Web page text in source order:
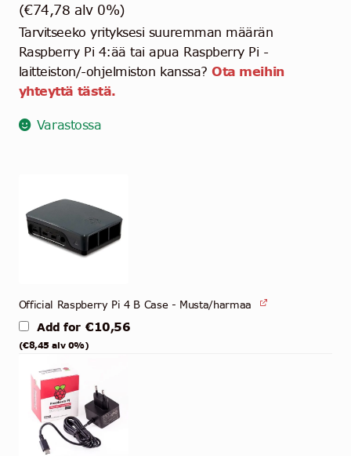
(€74,78 alv 0%)
Tarvitseeko yrityksesi suuremman määrän
Raspberry Pi 4:ää tai apua Raspberry Pi -
laitteiston/-ohjelmiston kanssa?Ota meihin
yhteyttä tästä.
Varastossa
Official Raspberry Pi 4 B Case - Musta/harmaa
Add for €10,56
(€8,45 alv 0%)